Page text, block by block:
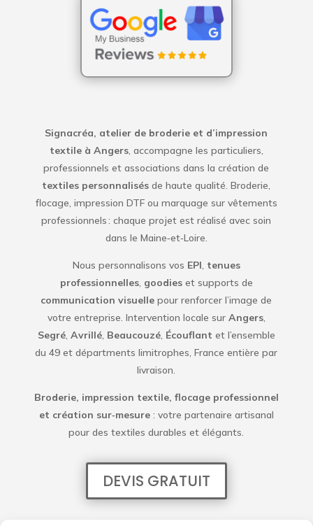
Signacréa, atelier de broderie et d’impression
textile à Angers, accompagne les particuliers,
professionnels et associations dans la création de
textiles personnalisés de haute qualité. Broderie,
flocage, impression DTF ou marquage sur vêtements
professionnels : chaque projet est réalisé avec soin
dans le Maine‑et‑Loire.
Nous personnalisons vos EPI, tenues
professionnelles, goodieset supports de
communication visuelle pour renforcer l’image de
votre entreprise. Intervention locale sur Angers,
Segré, Avrillé, Beaucouzé, Écouflant et l’ensemble
du 49 et départments limitrophes, France entière par
livraison.
Broderie, impression textile, flocage professionnel
et création sur‑mesure: votre partenaire artisanal
pour des textiles durables et élégants.
DEVIS GRATUIT